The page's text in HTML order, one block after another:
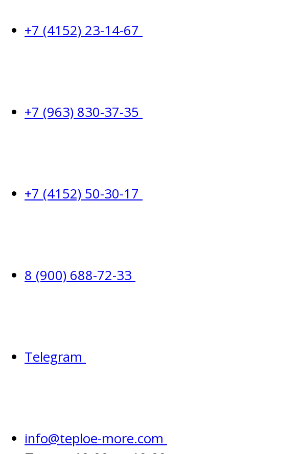
+7 (4152) 23-14-67
+7 (963) 830-37-35
+7 (4152) 50-30-17
8 (900) 688-72-33
Telegram
info@teploe-more.com